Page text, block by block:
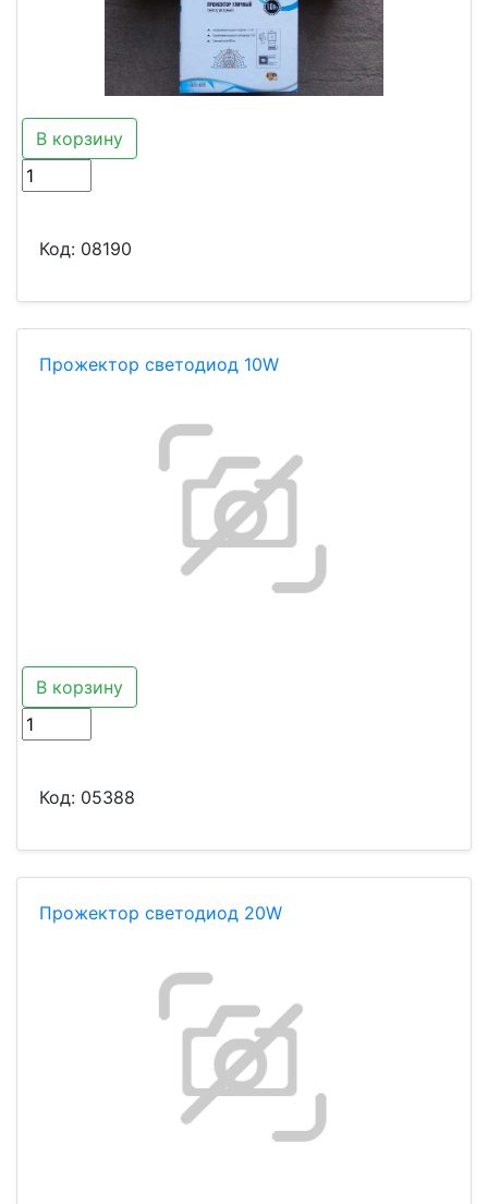
В корзину
Код: 08190
Прожектор светодиод 10W
В корзину
Код: 05388
Прожектор светодиод 20W